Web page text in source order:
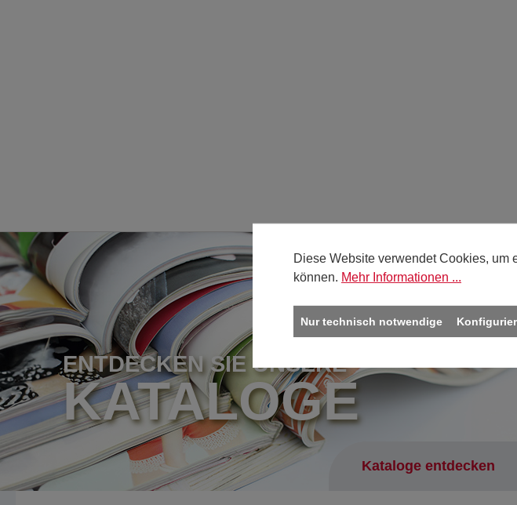
ENTDECKEN SIE UNSERE
KATALOGE
Kataloge entdecken
Diese Website verwendet Cookies, um
können. Mehr Informationen ...
Nur technisch notwendige